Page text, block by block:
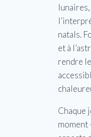
natals.
et à
rendre
Chaque
moment